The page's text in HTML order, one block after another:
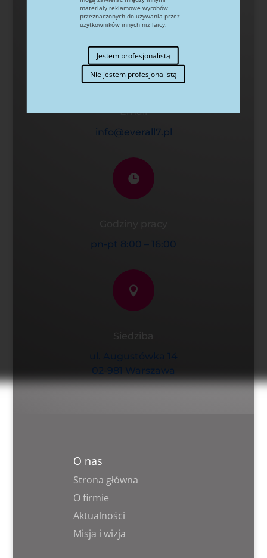
materiały reklamowe wyrobów
przeznaczonych do używania przez
użytkowników innych niż laicy.
Jestem profesjonalistą
Nie jestem profesjonalistą
+48 22 858 82 72

Email
info@everall7.pl

pn-pt 8:00 – 16:00

Siedziba
ul. Augustówka 14
02-981 Warszawa
O nas
Strona główna
O firmie
Aktualności
Misja i wizja